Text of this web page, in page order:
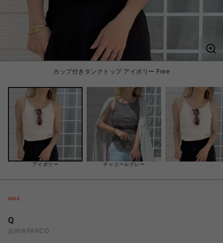
カップ付きタンクトップ アイボリー Free
アイボリー チャコールグレー
Q
吉祥寺PARCO